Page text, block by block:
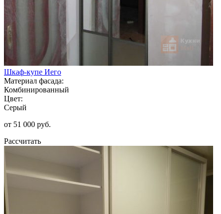
Шкаф-купе Иего
Материал фасада:
Комбинированный
Цвет:
Серый
от 51 000 руб.
Рассчитать